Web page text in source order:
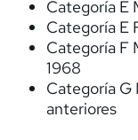
Categoría E
Categoría E
Categoría F
1968
Categoría G
anteriores